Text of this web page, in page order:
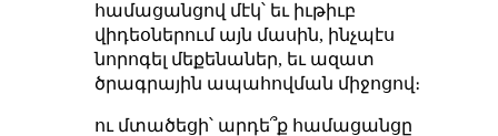
համացանցով մէկ՝ եւ իւթիւբ
վիդեօներում այն մասին, ինչպէս
նորոգել մեքենաներ, եւ ազատ
ծրագրային ապահովման միջոցով։
ու մտածեցի՝ արդե՞ք համացանցը